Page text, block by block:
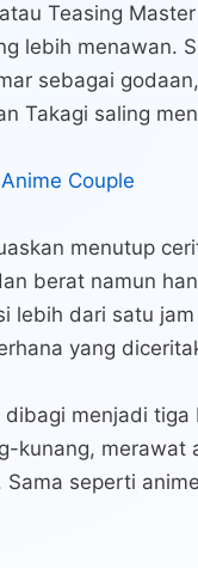
Teasing
lebih menawan.
sebagai
Takagi saling
Couple
menutup
berat namun
lebih dari satu
yang
menjadi
kunang, merawat
seperti